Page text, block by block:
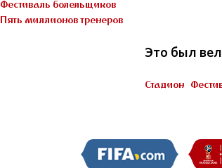
Фестиваль болельщиков
Пять миллионов тренеров
Это был
Стадион